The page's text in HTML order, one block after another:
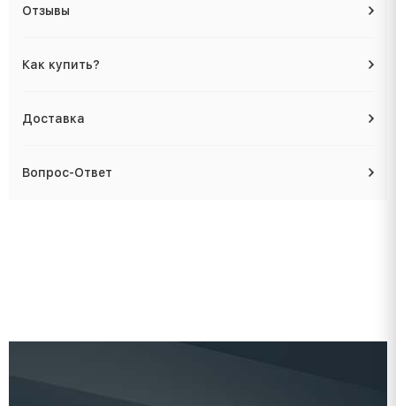
Отзывы
Как купить?
Доставка
Вопрос-Ответ